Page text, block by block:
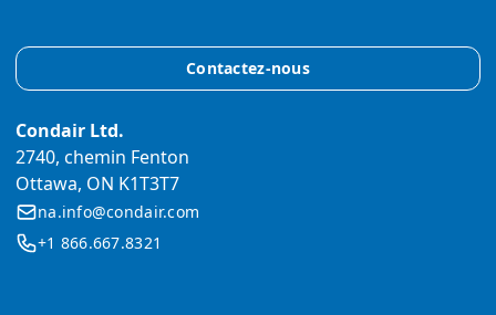
Contactez-nous
Condair Ltd.
2740, chemin Fenton
Ottawa, ON K1T3T7
na.info@condair.com
+1 866.667.8321